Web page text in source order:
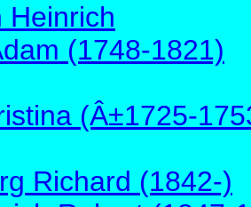
Heinrich
(1748-1821)
(Â±1725-
Richard (1842-)